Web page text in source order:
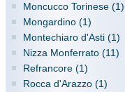
Moncucco Torinese (1)
Mongardino (1)
Montechiaro d'Asti (1)
Nizza Monferrato (11)
Refrancore (1)
Rocca d'Arazzo (1)